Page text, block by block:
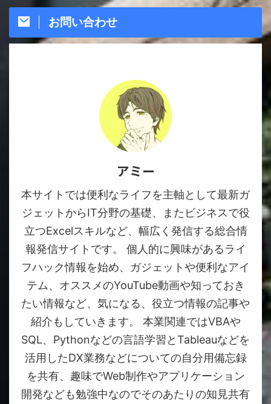
お問い合わせ
アミー
本サイトでは便利なライフを主軸として最新ガ
ジェットからIT分野の基礎、またビジネスで役
立つExcelスキルなど、幅広く発信する総合情
報発信サイトです。 個人的に興味があるライ
フハック情報を始め、ガジェットや便利なアイ
テム、オススメのYouTube動画や知っておき
たい情報など、気になる、役立つ情報の記事や
紹介もしていきます。 本業関連ではVBAや
SQL、Pythonなどの言語学習とTableauなどを
活用したDX業務などについての自分用備忘録
を共有、趣味でWeb制作やアプリケーション
開発なども勉強中なのでそのあたりの知見共有